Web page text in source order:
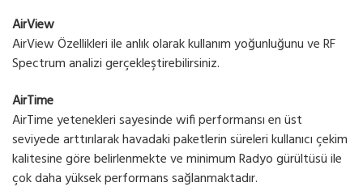
AirView
AirView Özellikleri ile anlık olarak kullanım yoğunluğunu ve RF
Spectrum analizi gerçekleştirebilirsiniz.
AirTime
AirTime yetenekleri sayesinde wifi performansı en üst
seviyede arttırılarak havadaki paketlerin süreleri kullanıcı çekim
kalitesine göre belirlenmekte ve minimum Radyo gürültüsü ile
çok daha yüksek performans sağlanmaktadır.